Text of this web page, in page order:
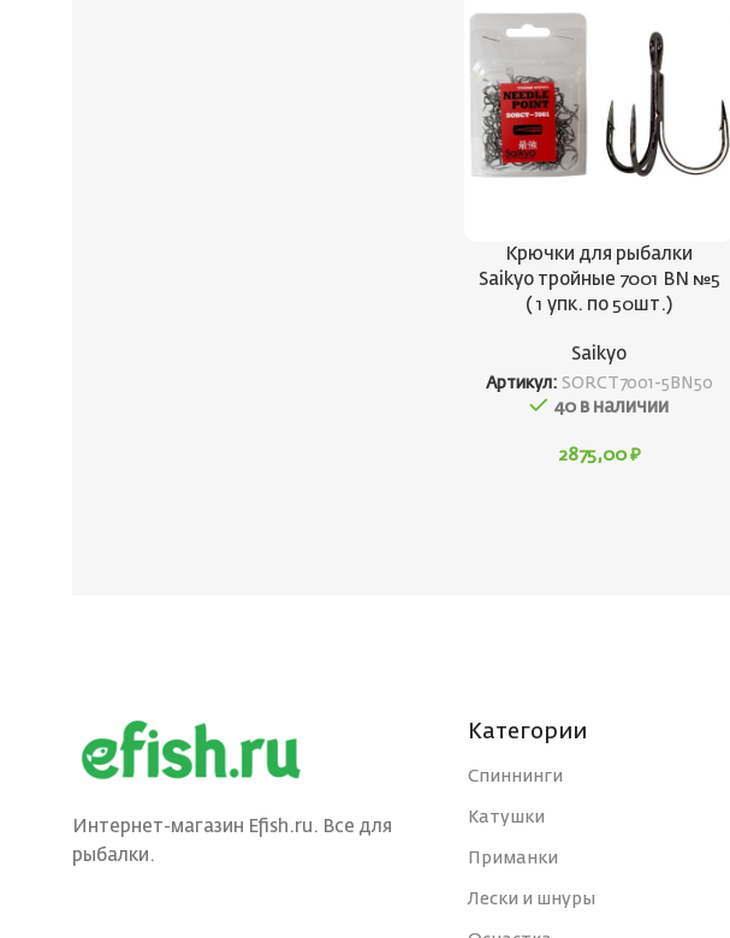
Крючки для рыбалки
Saikyo тройные 7001 BN №5
( 1 упк. по 50шт.)
Saikyo
Артикул: SORCT7001-5BN50
40 в наличии
2875,00 ₽
Интернет-магазин Efish.ru. Все для
рыбалки.
Категории
Спиннинги
Катушки
Приманки
Лески и шнуры